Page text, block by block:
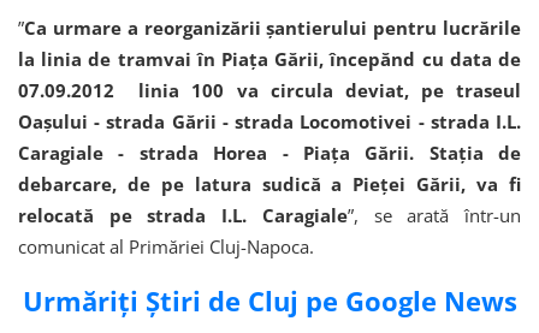
”Ca urmare a reorganizării șantierului pentru lucrările
la linia de tramvai în Piața Gării, începănd cu data de
07.09.2012 linia 100 va circula deviat, pe traseul
Oașului - strada Gării - strada Locomotivei - strada I.L.
Caragiale - strada Horea - Piața Gării. Stația de
debarcare, de pe latura sudică a Pieței Gării, va fi
relocată pe strada I.L. Caragiale”, se arată într-un
comunicat al Primăriei Cluj-Napoca.
Urmăriți Știri de Cluj pe Google News